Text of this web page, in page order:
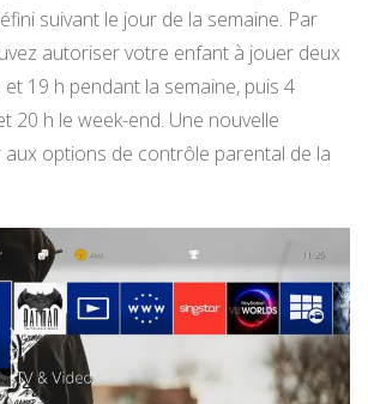
suivant le jour de la semaine. Par
autoriser votre enfant à jouer deux
19 h pendant la semaine, puis 4
20 h le week-end. Une nouvelle
options de contrôle parental de la